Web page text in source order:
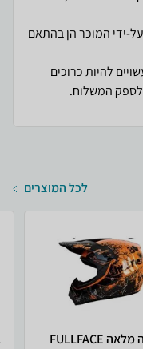
ידי המוכר הן בהתאם
להיות כרוכים
המשלוח.
לכל המוצרים
קסדה מלאה FULLFACE